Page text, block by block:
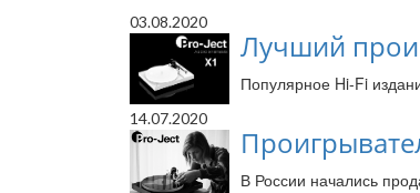
03.08.2020
Лучший
Популярное Hi-Fi
14.07.2020
В России начались